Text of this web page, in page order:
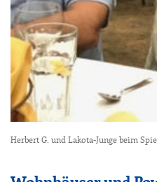
Herbert G. und Lakota-Junge beim